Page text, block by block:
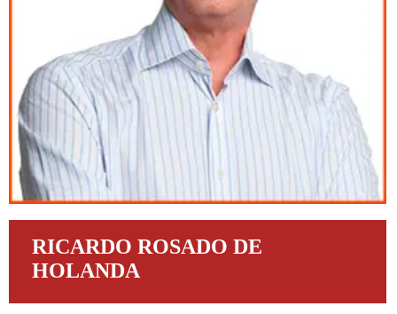
RICARDO ROSADO DE
HOLANDA